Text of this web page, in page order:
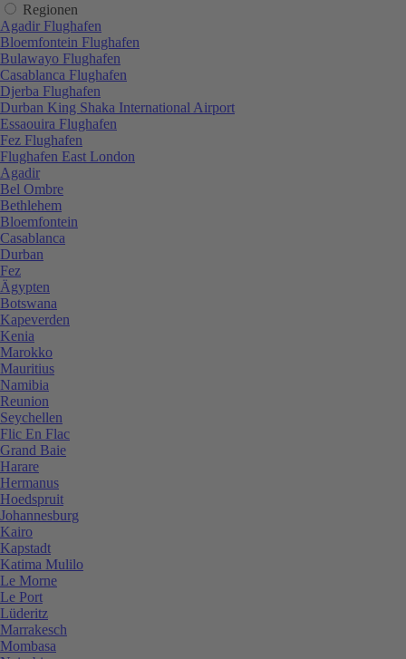
Regionen
Agadir Flughafen
Bloemfontein Flughafen
Bulawayo Flughafen
Casablanca Flughafen
Djerba Flughafen
Durban King Shaka International Airport
Essaouira Flughafen
Fez Flughafen
Flughafen East London
Agadir
Bel Ombre
Bethlehem
Bloemfontein
Casablanca
Durban
Fez
Ägypten
Botswana
Kapeverden
Kenia
Marokko
Mauritius
Namibia
Reunion
Seychellen
Flic En Flac
Grand Baie
Harare
Hermanus
Hoedspruit
Johannesburg
Kairo
Kapstadt
Katima Mulilo
Le Morne
Le Port
Lüderitz
Marrakesch
Mombasa